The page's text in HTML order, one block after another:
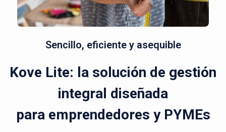
Sencillo, eficiente y asequible
Kove Lite: la solución de gestión
integral diseñada
para emprendedores y PYMEs